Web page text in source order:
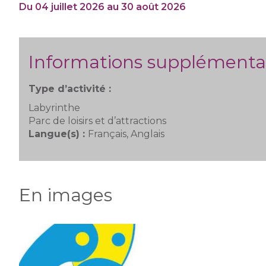
Du 04 juillet 2026 au 30 août 2026
Informations
Type d’activité :
Labyrinthe
Parc de loisirs et d’attractions
Langue(s) : Français, Anglais
En images